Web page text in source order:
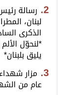
رسالة
لبنان،
الذكرى
*لنحوّل
يليق بلبنان*
مزار
عام من